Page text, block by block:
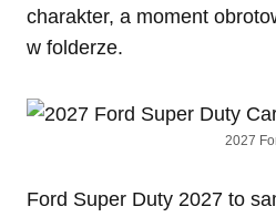
charakter, a moment
w folderze.
2027
Ford Super Duty 2027 to